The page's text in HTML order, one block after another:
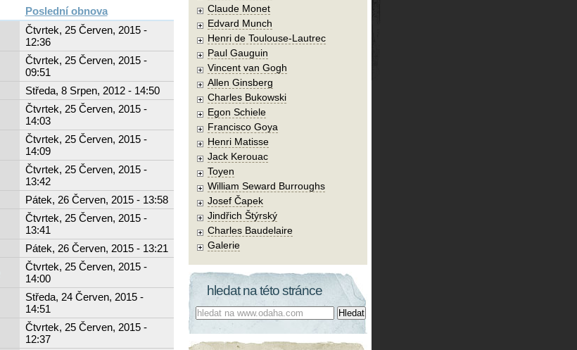
Poslední obnova
Čtvrtek, 25 Červen, 2015 -
12:36
Čtvrtek, 25 Červen, 2015 -
09:51
Středa, 8 Srpen, 2012 - 14:50
Čtvrtek, 25 Červen, 2015 -
14:03
Čtvrtek, 25 Červen, 2015 -
14:09
Čtvrtek, 25 Červen, 2015 -
13:42
Pátek, 26 Červen, 2015 - 13:58
Čtvrtek, 25 Červen, 2015 -
13:41
Pátek, 26 Červen, 2015 - 13:21
Čtvrtek, 25 Červen, 2015 -
14:00
Středa, 24 Červen, 2015 -
14:51
Čtvrtek, 25 Červen, 2015 -
12:37
Claude Monet
Edvard Munch
Henri de Toulouse-Lautrec
Paul Gauguin
Vincent van Gogh
Allen Ginsberg
Charles Bukowski
Egon Schiele
Francisco Goya
Henri Matisse
Jack Kerouac
Toyen
William Seward Burroughs
Josef Čapek
Jindřich Štýrský
Charles Baudelaire
Galerie
hledat na této stránce
Co hledat: